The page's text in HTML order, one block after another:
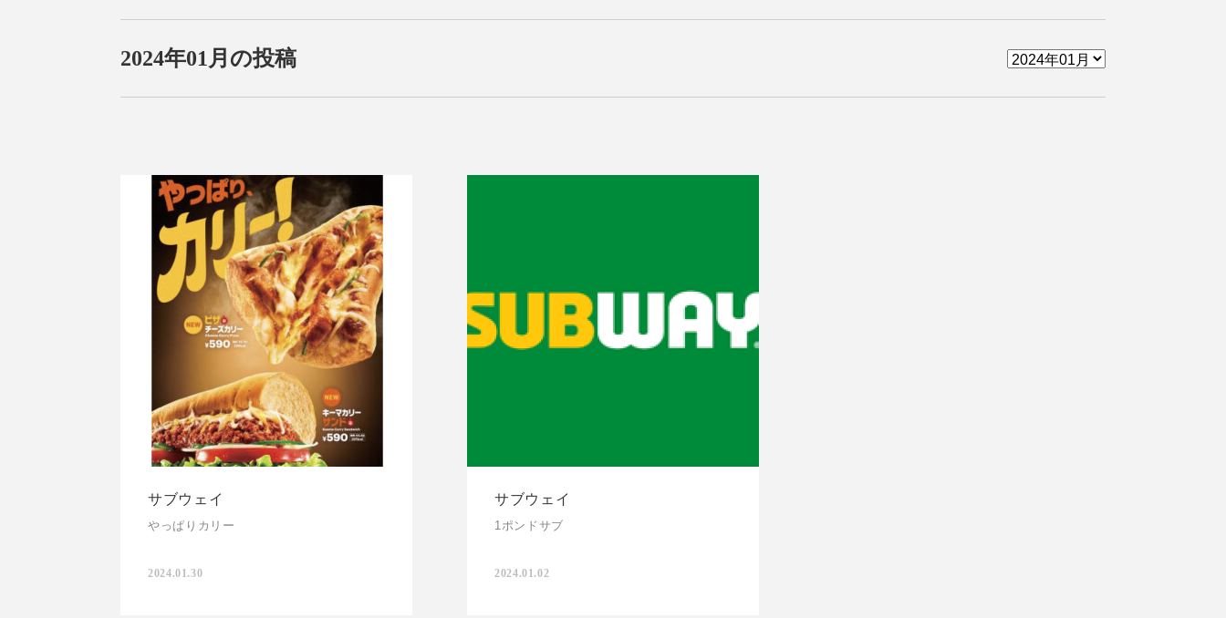
2024年01月の投稿
サブウェイ
やっぱりカリー
2024.01.30
サブウェイ
1ポンドサブ
2024.01.02